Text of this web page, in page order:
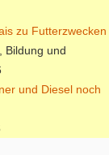
zu Futterzwecken
Bildung und
und Diesel noch